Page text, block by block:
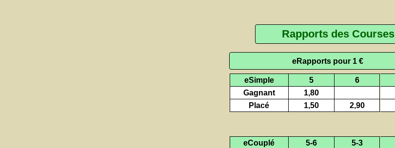
Rapports des Courses
eRapports pour 1 €
eSimple 5 6
Gagnant
1,80
Placé
1,50 2,90
eCouplé 5-6 5-3